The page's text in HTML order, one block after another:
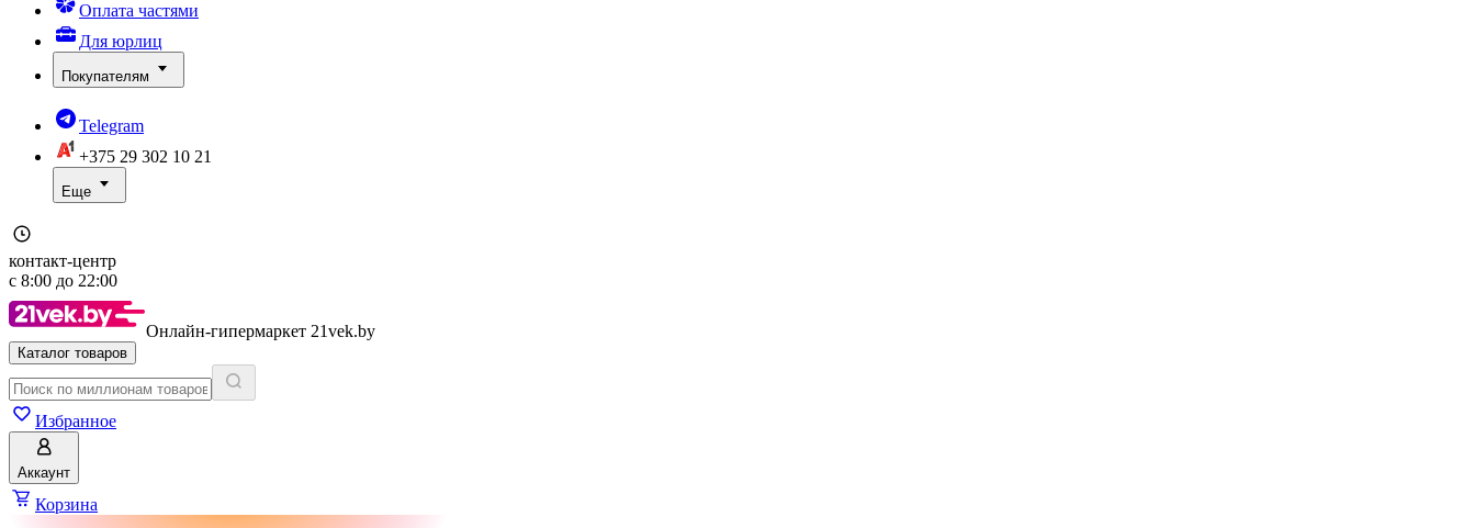
Оплата частями
Для юрлиц
Покупателям
Telegram
+375 29 302 10 21
Еще
контакт-центр
с 8:00 до 22:00
Онлайн-гипермаркет 21vek.by
Каталог товаров
Избранное
Аккаунт
Корзина